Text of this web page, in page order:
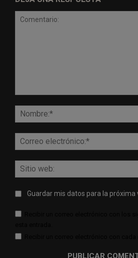
Guardar mis datos para la